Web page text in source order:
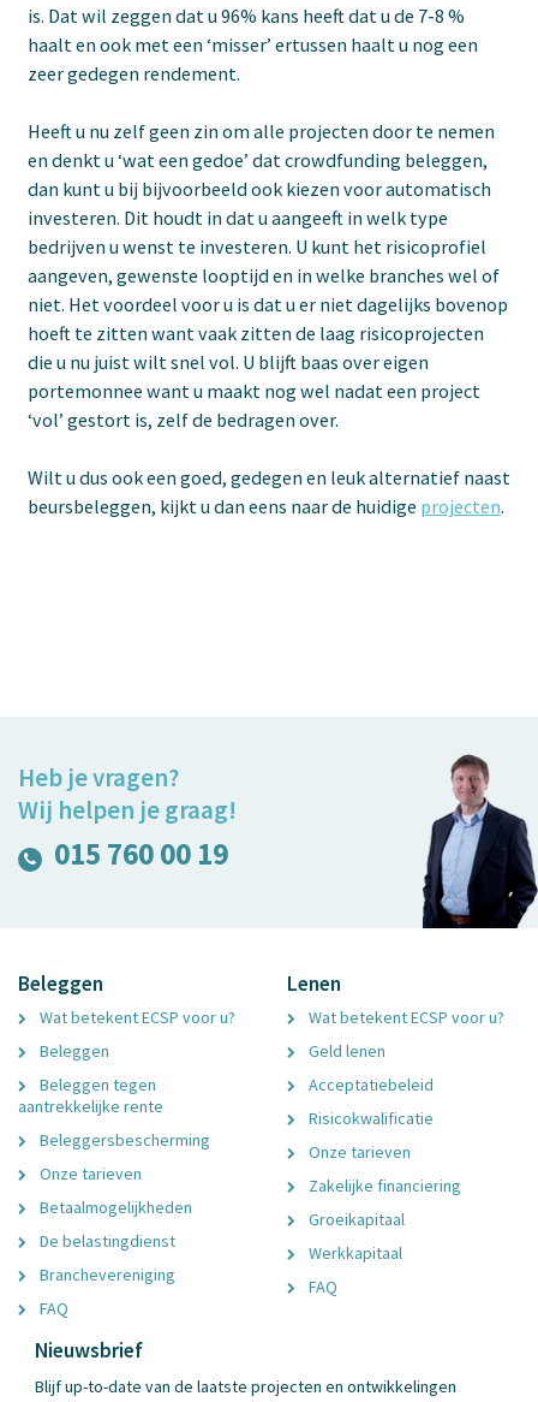
is. Dat wil zeggen dat u 96% kans heeft dat u de 7-8 %
haalt en ook met een ‘misser’ ertussen haalt u nog een
zeer gedegen rendement.
Heeft u nu zelf geen zin om alle projecten door te nemen
en denkt u ‘wat een gedoe’ dat crowdfunding beleggen,
dan kunt u bij bijvoorbeeld ook kiezen voor automatisch
investeren. Dit houdt in dat u aangeeft in welk type
bedrijven u wenst te investeren. U kunt het risicoprofiel
aangeven, gewenste looptijd en in welke branches wel of
niet. Het voordeel voor u is dat u er niet dagelijks bovenop
hoeft te zitten want vaak zitten de laag risicoprojecten
die u nu juist wilt snel vol. U blijft baas over eigen
portemonnee want u maakt nog wel nadat een project
‘vol’ gestort is, zelf de bedragen over.
Wilt u dus ook een goed, gedegen en leuk alternatief naast
beursbeleggen, kijkt u dan eens naar de huidige projecten.
Heb je vragen?
Wij helpen je graag!
015 760 00 19
Beleggen
Wat betekent ECSP voor u?
Beleggen
Beleggen tegen
aantrekkelijke rente
Beleggersbescherming
Onze tarieven
Betaalmogelijkheden
De belastingdienst
Branchevereniging
FAQ
Lenen
Wat betekent ECSP voor u?
Geld lenen
Acceptatiebeleid
Risicokwalificatie
Onze tarieven
Zakelijke financiering
Groeikapitaal
Werkkapitaal
FAQ
Nieuwsbrief
Blijf up-to-date van de laatste projecten en ontwikkelingen